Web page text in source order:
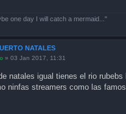
one day I will catch a mermaid..."
NATALES
» 03 Jan 2017, 11:31
natales igual tienes el rio
ninfas streamers como las